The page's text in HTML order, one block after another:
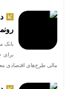
بانک
برای
مالی طرح‌های اقتصادی